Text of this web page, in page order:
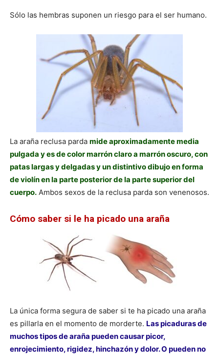
Sólo las hembras suponen un riesgo para el ser humano.
La araña reclusa parda mide aproximadamente media
pulgada y es de color marrón claro a marrón oscuro, con
patas largas y delgadas y un distintivo dibujo en forma
de violín en la parte posterior de la parte superior del
cuerpo. Ambos sexos de la reclusa parda son venenosos.
Cómo saber si le ha picado una araña
La única forma segura de saber si te ha picado una araña
es pillarla en el momento de morderte. Las picaduras de
muchos tipos de araña pueden causar picor,
enrojecimiento, rigidez, hinchazón y dolor. O pueden no